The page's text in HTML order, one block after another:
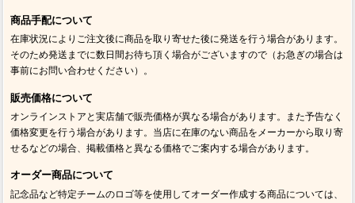
商品手配について
在庫状況によりご注文後に商品を取り寄せた後に発送を行う場合があります。
そのため発送までに数日間お待ち頂く場合がございますので（お急ぎの場合は
事前にお問い合わせください）。
販売価格について
オンラインストアと実店舗で販売価格が異なる場合があります。また予告なく
価格変更を行う場合があります。当店に在庫のない商品をメーカーから取り寄
せるなどの場合、掲載価格と異なる価格でご案内する場合があります。
オーダー商品について
記念品など特定チームのロゴ等を使用してオーダー作成する商品については、